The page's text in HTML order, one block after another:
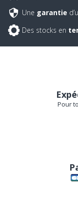
Une garantie
Des stocks en
Pour